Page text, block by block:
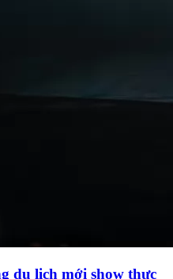
du lịch mới show thực